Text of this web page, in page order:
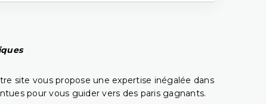
site vous propose une expertise inégalée dans
pour vous guider vers des paris gagnants.